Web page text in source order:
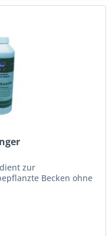
zur
Becken ohne